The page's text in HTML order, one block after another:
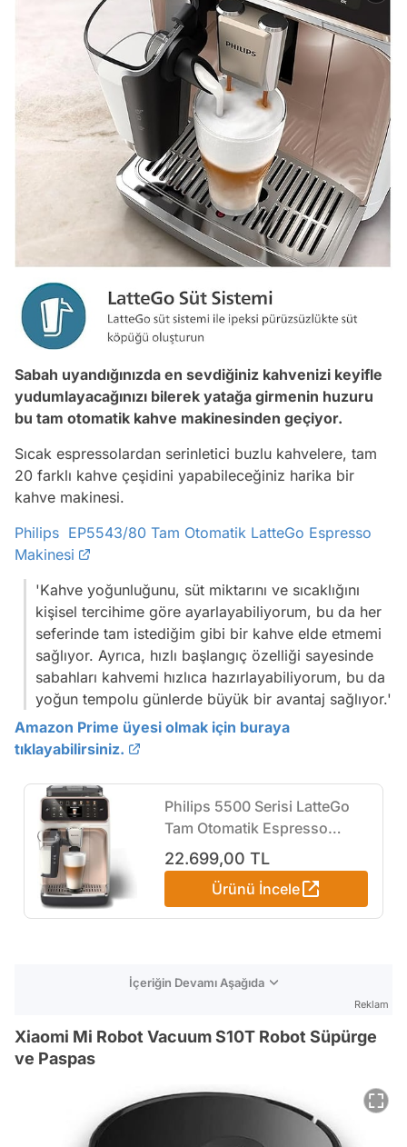
Sabah uyandığınızda en sevdiğiniz kahvenizi keyifle
yudumlayacağınızı bilerek yatağa girmenin huzuru
bu tam otomatik kahve makinesinden geçiyor.
Sıcak espressolardan serinletici buzlu kahvelere, tam
20 farklı kahve çeşidini yapabileceğiniz harika bir
kahve makinesi.
Philips EP5543/80 Tam Otomatik LatteGo Espresso
Makinesi
'Kahve yoğunluğunu, süt miktarını ve sıcaklığını
kişisel tercihime göre ayarlayabiliyorum, bu da her
seferinde tam istediğim gibi bir kahve elde etmemi
sağlıyor. Ayrıca, hızlı başlangıç özelliği sayesinde
sabahları kahvemi hızlıca hazırlayabiliyorum, bu da
yoğun tempolu günlerde büyük bir avantaj sağlıyor.'
Amazon Prime üyesi olmak için buraya
tıklayabilirsiniz.
Philips 5500 Serisi LatteGo
Tam Otomatik Espresso
Makinesi 20 Sıcak ve Soğuk
İçecek, Renkli Dokunmatik
Ekran, Beyaz Roze Renk,
QuickStart, SilentBrew
22.699,00 TL
Ürünü İncele
İçeriğin Devamı Aşağıda
Reklam
Xiaomi Mi Robot Vacuum S10T Robot Süpürge
ve Paspas